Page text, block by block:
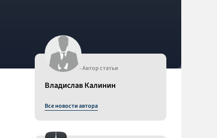
- Автор статьи
Владислав Калинин
Все новости автора